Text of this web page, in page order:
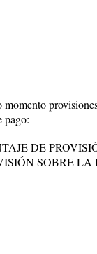
pago:
DE
SOBRE